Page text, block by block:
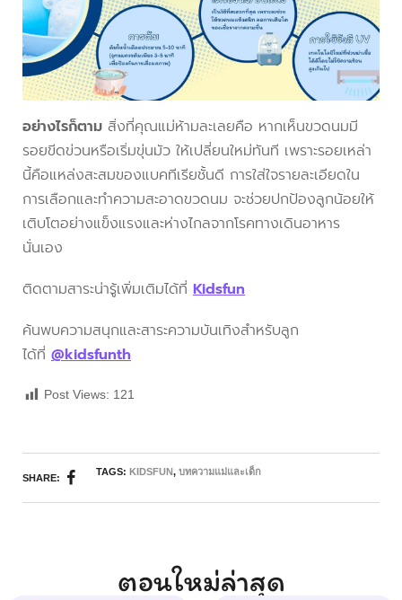
อย่างไรก็ตาม สิ่งที่คุณแม่ห้ามละเลยคือ หากเห็นขวดนมมี
รอยขีดข่วนหรือเริ่มขุ่นมัว ให้เปลี่ยนใหม่ทันที เพราะรอยเหล่า
นี้คือแหล่งสะสมของแบคทีเรียชั้นดี การใส่ใจรายละเอียดใน
การเลือกและทำความสะอาดขวดนม จะช่วยปกป้องลูกน้อยให้
เติบโตอย่างแข็งแรงและห่างไกลจากโรคทางเดินอาหาร
นั่นเอง
ติดตามสาระน่ารู้เพิ่มเติมได้ที่ Kidsfun
ค้นพบความสนุกและสาระความบันเทิงสำหรับลูก
ได้ที่ @kidsfunth
Post Views: 121
SHARE:
TAGS:KIDSFUN,บทความแม่และเด็ก
ตอนใหม่ล่าสุด